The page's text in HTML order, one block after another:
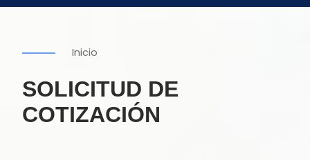
Inicio
SOLICITUD DE
COTIZACIÓN